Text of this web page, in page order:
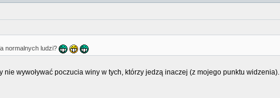
normalnych ludzi?
wywoływać poczucia winy w tych, którzy jedzą inaczej (z mojego punktu widzenia).